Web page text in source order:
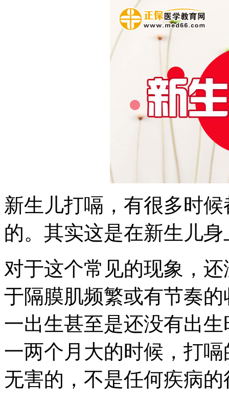
新生儿打嗝，有很多时
的。其实这是在新生儿
对于这个常见的现象，
于隔膜肌频繁或有节奏
一出生甚至是还没有出
一两个月大的时候，打
无害的，不是任何疾病